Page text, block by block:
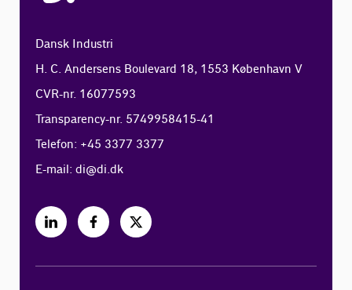
Dansk Industri
H. C. Andersens Boulevard 18, 1553 København V
CVR-nr. 16077593
Transparency-nr. 5749958415-41
Telefon: +45 3377 3377
E-mail:di@di.dk